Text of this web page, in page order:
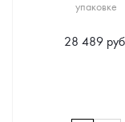
упаковке
28 489